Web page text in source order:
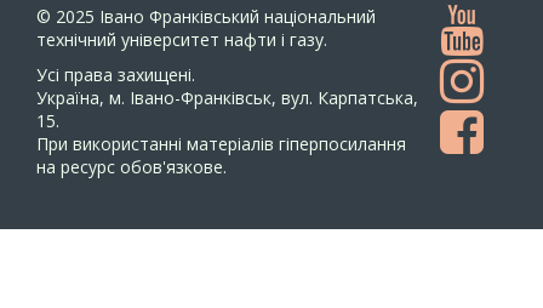
© 2025 Івано Франківський національний
технічний університет нафти і газу.
Усi права захищенi.
Україна, м. Івано-Франківськ, вул. Карпатська,
15.
При використанні матеріалів гіперпосилання
на ресурс обов'язкове.